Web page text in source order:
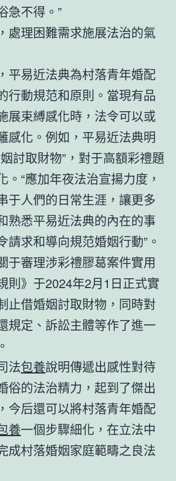
急不得。”
處理困難需求施展法治的氣
平易近法典為村落青年婚配
行動規范和原則。當現有品
展束縛感化時，法令可以或
感化。例如，平易近法典明
討取財物”，對于高額彩禮題
。“應加年夜法治宣揚力度，
于人們的日常生涯，讓更多
熟悉平易近法典的內在的事
請求和導向規范婚姻行動”。
于審理涉彩禮膠葛案件實用
則》于2024年2月1日正式實
止借婚姻討取財物，同時對
規定、訴訟主體等作了進一
法包養說明傳遞出感性對待
俗的法治精力，起到了傑出
今后還可以將村落青年婚配
養一個步驟細化，在立法中
成村落婚姻家庭範疇之良法